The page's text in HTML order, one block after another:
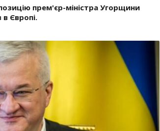
прем'єр-міністра Угорщини
Європі.